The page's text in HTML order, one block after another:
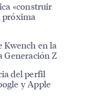
«construir
próxima
Kwench en la
Generación Z
del perfil
y Apple